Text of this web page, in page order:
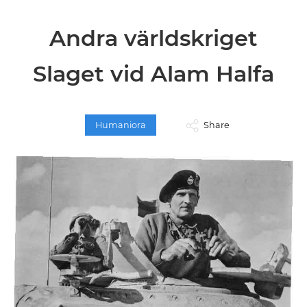
Andra världskriget
Slaget vid Alam Halfa
Humaniora Share